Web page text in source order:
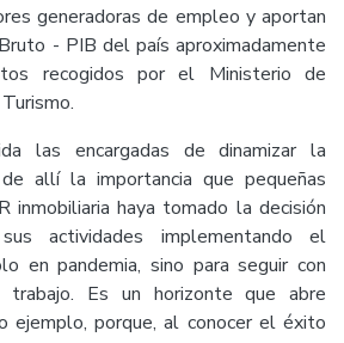
generadoras de empleo y aportan
- PIB del país aproximadamente
recogidos por el Ministerio de
las encargadas de dinamizar la
allí la importancia que pequeñas
inmobiliaria haya tomado la decisión
actividades implementando el
en pandemia, sino para seguir con
Es un horizonte que abre
ejemplo, porque, al conocer el éxito